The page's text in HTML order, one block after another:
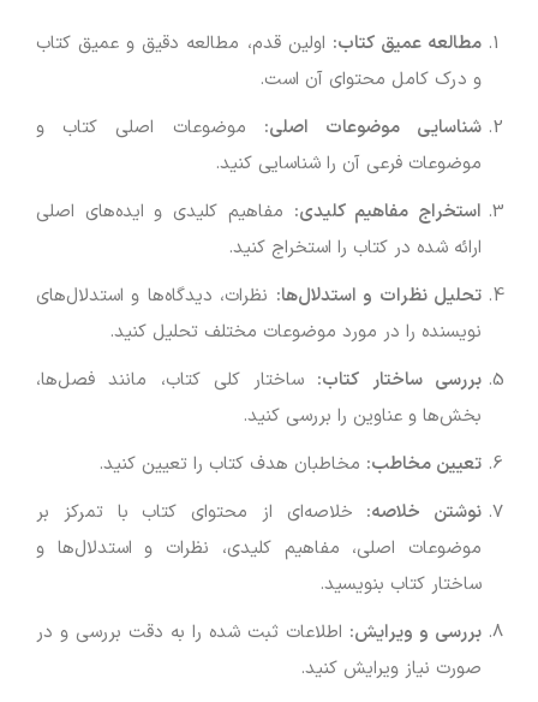
مطالعه عمیق کتاب: اولین قدم، مطالعه دقیق و عمیق کتاب
و درک کامل محتوای آن است.
شناسایی موضوعات اصلی: موضوعات اصلی کتاب و
موضوعات فرعی آن را شناسایی کنید.
استخراج مفاهیم کلیدی: مفاهیم کلیدی و ایده‌های اصلی
ارائه شده در کتاب را استخراج کنید.
تحلیل نظرات و استدلال‌ها: نظرات، دیدگاه‌ها و استدلال‌های
نویسنده را در مورد موضوعات مختلف تحلیل کنید.
بررسی ساختار کتاب: ساختار کلی کتاب، مانند فصل‌ها،
بخش‌ها و عناوین را بررسی کنید.
تعیین مخاطب: مخاطبان هدف کتاب را تعیین کنید.
نوشتن خلاصه: خلاصه‌ای از محتوای کتاب با تمرکز بر
موضوعات اصلی، مفاهیم کلیدی، نظرات و استدلال‌ها و
ساختار کتاب بنویسید.
بررسی و ویرایش: اطلاعات ثبت شده را به دقت بررسی و در
صورت نیاز ویرایش کنید.